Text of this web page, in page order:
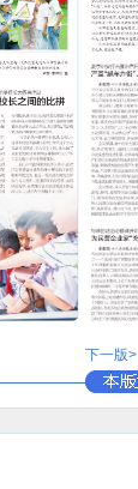
下一版>